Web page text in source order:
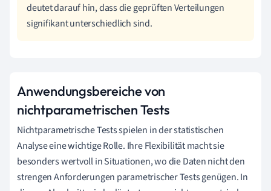
deutet darauf hin, dass die geprüften Verteilungen
signifikant unterschiedlich sind.
Anwendungsbereiche von
nichtparametrischen Tests
Nichtparametrische Tests spielen in der statistischen
Analyse eine wichtige Rolle. Ihre Flexibilität macht sie
besonders wertvoll in Situationen, wo die Daten nicht den
strengen Anforderungen parametrischer Tests genügen. In